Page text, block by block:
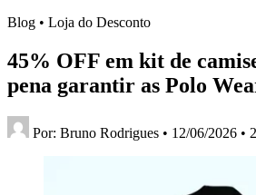
Blog • Loja do Desconto
45% OFF em kit de
pena garantir as Polo
Por: Bruno Rodrigues • 12/06/2026 •